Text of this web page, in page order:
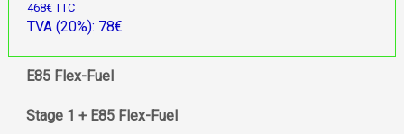
468€ TTC
TVA (20%): 78€
E85 Flex-Fuel
Stage 1 + E85 Flex-Fuel